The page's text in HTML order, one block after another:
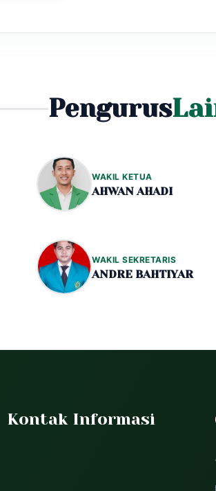
Pengurus
WAKIL KETUA
AHWAN AHADI
WAKIL SEKRETARIS
ANDRE BAHTIYAR
Kontak Informasi